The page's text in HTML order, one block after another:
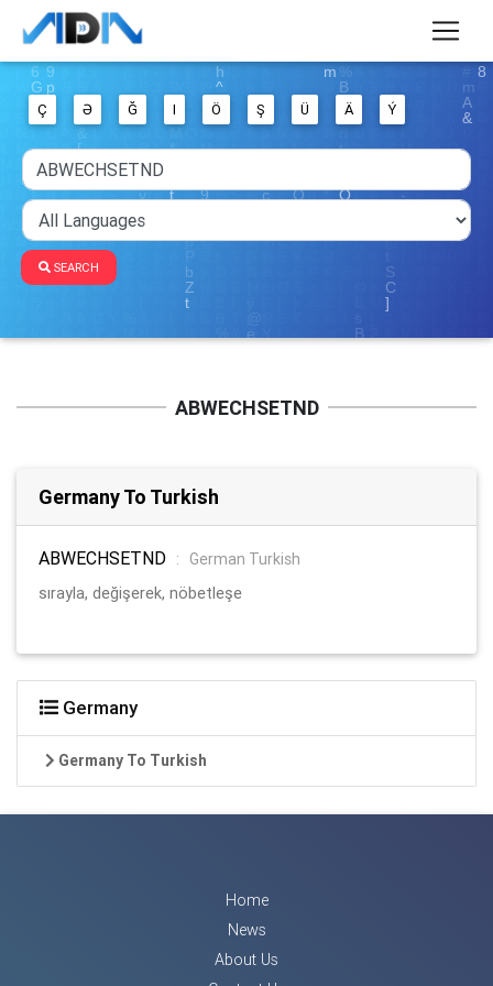
Ç Ə Ğ I Ö Ş Ü Ä Ý
SEARCH
ABWECHSETND
Germany To Turkish
ABWECHSETND :
German Turkish
sırayla, değişerek, nöbetleşe
Germany
Germany To Turkish
Home
News
About Us